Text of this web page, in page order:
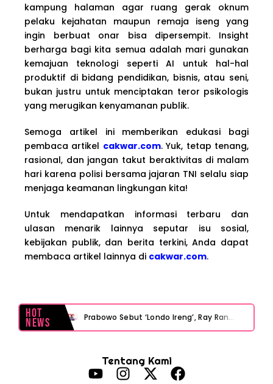
kampung halaman agar ruang gerak oknum
pelaku kejahatan maupun remaja iseng yang
ingin berbuat onar bisa dipersempit. Insight
berharga bagi kita semua adalah mari gunakan
kemajuan teknologi seperti AI untuk hal-hal
produktif di bidang pendidikan, bisnis, atau seni,
bukan justru untuk menciptakan teror psikologis
yang merugikan kenyamanan publik.
Semoga artikel ini memberikan edukasi bagi
pembaca artikel cakwar.com. Yuk, tetap tenang,
rasional, dan jangan takut beraktivitas di malam
hari karena polisi bersama jajaran TNI selalu siap
menjaga keamanan lingkungan kita!
Untuk mendapatkan informasi terbaru dan
ulasan menarik lainnya seputar isu sosial,
kebijakan publik, dan berita terkini, Anda dapat
membaca artikel lainnya di cakwar.com.
Hot
News Prabowo Sebut ‘Londo Ireng’, Ray Rangkuti Desak DPR Bersikap, Ini Ulasan Politiknya
Tentang Kami